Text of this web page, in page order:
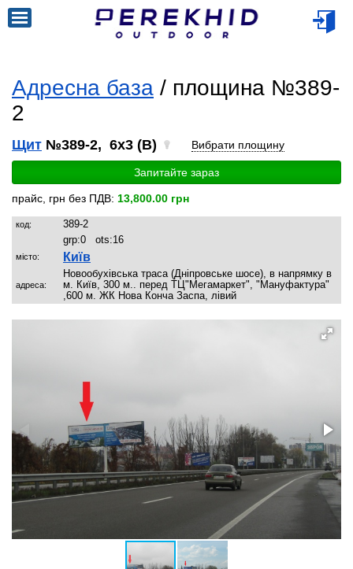
Адресна база / площина №389-
2
Щит №389-2, 6x3 (B) Вибрати площину
Запитайте зараз
прайс, грн без ПДВ: 13,800.00 грн
код:
389-2
grp:0 ots:16
місто: Київ
адреса:
Новообухівська траса (Дніпровське шосе), в напрямку в
м. Київ, 300 м.. перед ТЦ"Мегамаркет", "Мануфактура"
,600 м. ЖК Нова Конча Заспа, лівий